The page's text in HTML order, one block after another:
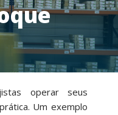
operar seus
Um exemplo